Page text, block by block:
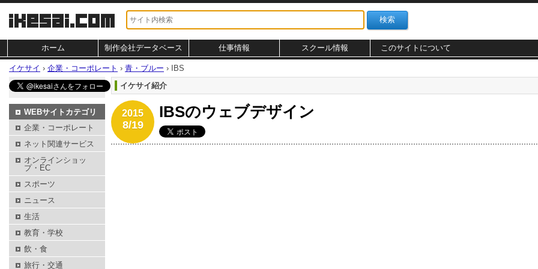
ホーム 制作会社データベース 仕事情報 スクール情報 このサイトについて
イケサイ › 企業・コーポレート › 青・ブルー ›
IBS
イケサイ紹介
2015
8/19
IBSのウェブデザイン
WEBサイトカテゴリ
企業・コーポレート
ネット関連サービス
オンラインショッ
プ・EC
スポーツ
ニュース
生活
教育・学校
飲・食
旅行・交通